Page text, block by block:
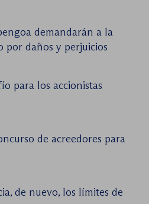
demandarán a la
por daños y perjuicios
para los accionistas
de acreedores para
de nuevo, los límites de